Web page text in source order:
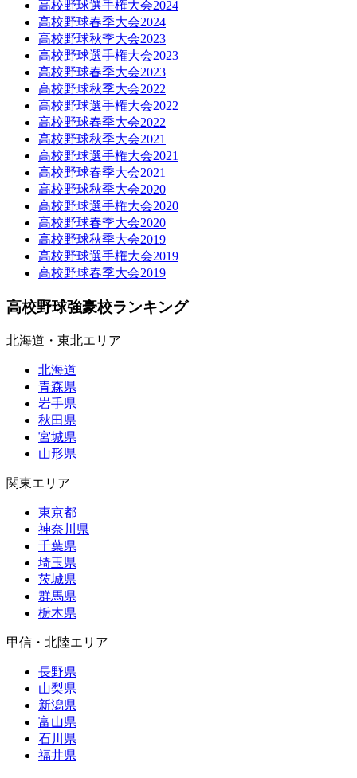
高校野球選手権大会2024
高校野球春季大会2024
高校野球秋季大会2023
高校野球選手権大会2023
高校野球春季大会2023
高校野球秋季大会2022
高校野球選手権大会2022
高校野球春季大会2022
高校野球秋季大会2021
高校野球選手権大会2021
高校野球春季大会2021
高校野球秋季大会2020
高校野球選手権大会2020
高校野球春季大会2020
高校野球秋季大会2019
高校野球選手権大会2019
高校野球春季大会2019
高校野球強豪校ランキング
北海道・東北エリア
北海道
青森県
岩手県
秋田県
宮城県
山形県
関東エリア
東京都
神奈川県
千葉県
埼玉県
茨城県
群馬県
栃木県
甲信・北陸エリア
長野県
山梨県
新潟県
富山県
石川県
福井県